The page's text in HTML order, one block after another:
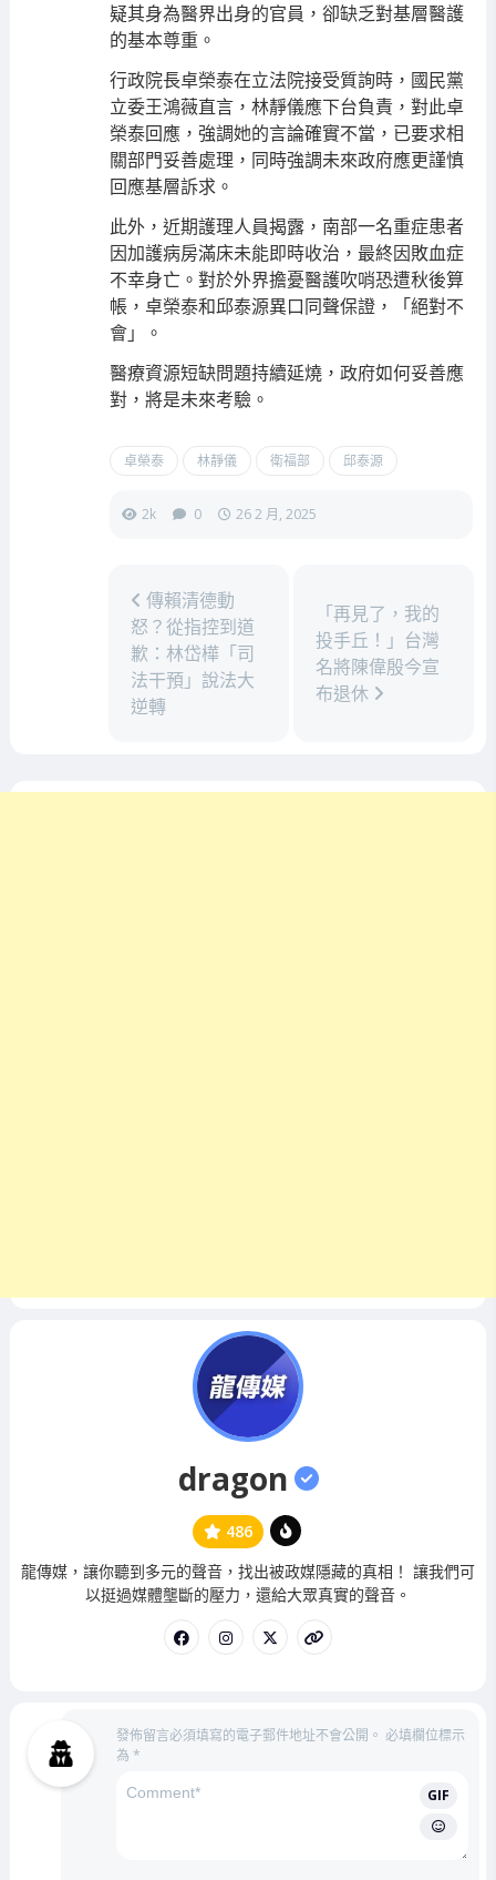
疑其身為醫界出身的官員，卻缺乏對基層醫護
的基本尊重。
行政院長卓榮泰在立法院接受質詢時，國民黨
立委王鴻薇直言，林靜儀應下台負責，對此卓
榮泰回應，強調她的言論確實不當，已要求相
關部門妥善處理，同時強調未來政府應更謹慎
回應基層訴求。
此外，近期護理人員揭露，南部一名重症患者
因加護病房滿床未能即時收治，最終因敗血症
不幸身亡。對於外界擔憂醫護吹哨恐遭秋後算
帳，卓榮泰和邱泰源異口同聲保證，「絕對不
會」。
醫療資源短缺問題持續延燒，政府如何妥善應
對，將是未來考驗。
卓榮泰 林靜儀 衛福部 邱泰源
2k 0 26 2 月, 2025
傳賴清德動
怒？從指控到道
歉：林岱樺「司
法干預」說法大
逆轉
「再見了，我的
投手丘！」台灣
名將陳偉殷今宣
布退休
dragon
486
管
理
龍傳媒，讓你聽到多元的聲音，找出被政媒隱藏的真相！ 讓我們可
以挺過媒體壟斷的壓力，還給大眾真實的聲音。
發佈留言必須填寫的電子郵件地址不會公開。 必填欄位標示
為 *
GIF